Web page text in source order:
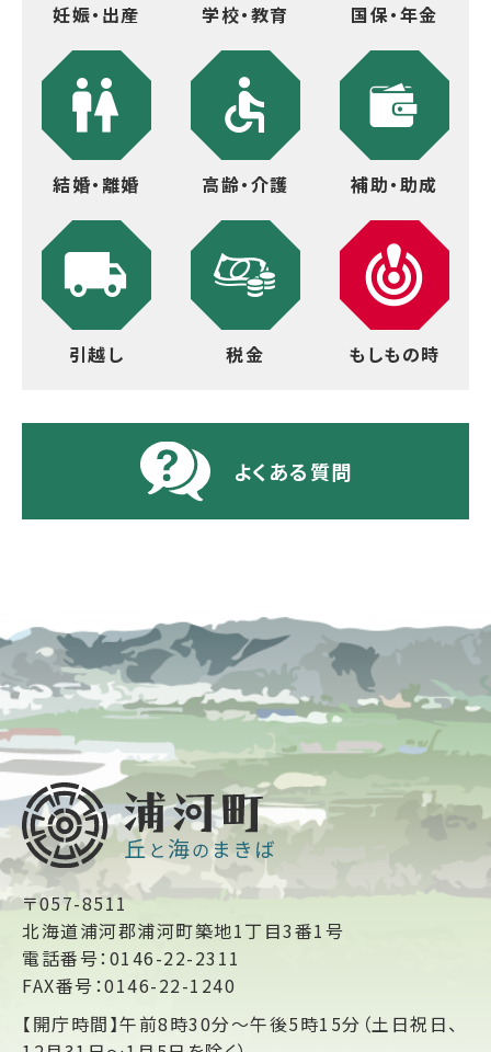
妊娠・出産 学校・教育 国保・年金
結婚・離婚 高齢・介護 補助・助成
引越し 税金 もしもの時
よくある質問
〒057-8511
北海道浦河郡浦河町築地1丁目3番1号
電話番号：0146-22-2311
FAX番号：0146-22-1240
【開庁時間】午前8時30分～午後5時15分（土日祝日、